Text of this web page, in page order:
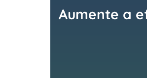
Aumente a